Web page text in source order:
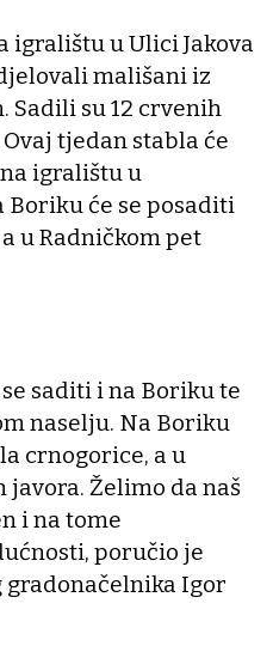
igralištu u Ulici Jakova
mališani iz
Sadili su 12 crvenih
tjedan stabla će
igralištu u
Boriku će se posaditi
u Radničkom pet
saditi i na Boriku te
naselju. Na Boriku
crnogorice, a u
Želimo da naš
i na tome
poručio je
Igor